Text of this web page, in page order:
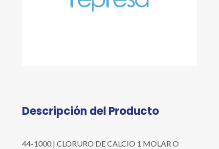
Descripción del Producto
44-1000 | CLORURO DE CALCIO 1 MOLAR O